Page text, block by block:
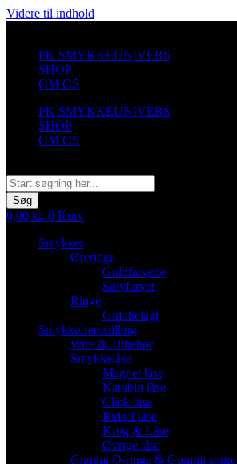
Videre til indhold
PK SMYKKEUNIVERS
SHOP
OM OS
PK SMYKKEUNIVERS
SHOP
OM OS
Søg
0,00 kr. 0 Kurv
Smykker
Øreringe
Guldfarvede
Sølvfarvet
Ringe
Guldbelagt
Smykkefremstilling
Wire & Tilbehør
Smykkelåse
Magnet låse
Karabin låse
Click låse
Bidsel låse
Krog & Låse
Øvrige låse
Gummi O-ringe & Gummi snøre